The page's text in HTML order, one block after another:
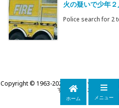
火の疑いで少年
Police search for 2
Copyright © 1963-2026 KZOOハワイ｜ハ
するWEBマガジンAll
ホーム メニュー